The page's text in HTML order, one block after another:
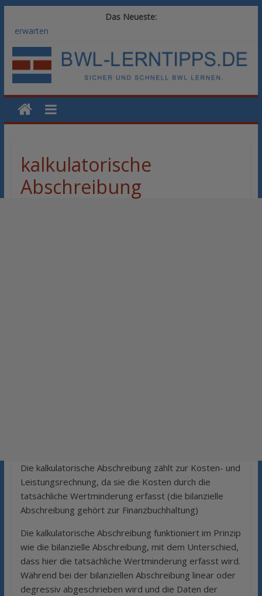
Das Neueste:
Vom BWL-Studium zur Führungsposition: Weiterbildungswege
Rechnungswesen im BWL-Studium: Digitale Tools für die
Finanzbuchhaltung
KI-Kompetenz im BWL-Studium: Controlling und
Datenanalyse verstehen
Methoden der Personalentwicklung: Blended Learning versus
klassische Präsenzschulung im Vergleich
kalkulatorische
Abschreibung
Die kalkulatorische Abschreibung zählt zur Kosten- und
Leistungsrechnung, da sie die Kosten durch die
tatsächliche Wertminderung erfasst (die bilanzielle
Abschreibung gehört zur Finanzbuchhaltung)
Die kalkulatorische Abschreibung funktioniert im Prinzip
wie die bilanzielle Abschreibung, mit dem Unterschied,
dass hier die tatsächliche Wertminderung erfasst wird.
Während bei der bilanziellen Abschreibung linear oder
degressiv abgeschrieben wird und die Daten der